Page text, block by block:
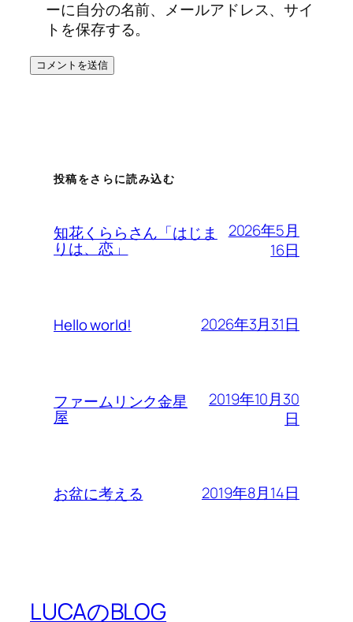
ーに自分の名前、メールアドレス、サイ
トを保存する。
投稿をさらに読み込む
知花くららさん「はじま
りは、恋」
2026年5月
16日
Hello world! 2026年3月31日
ファームリンク金星
屋
2019年10月30
日
お盆に考える 2019年8月14日
LUCAのBLOG